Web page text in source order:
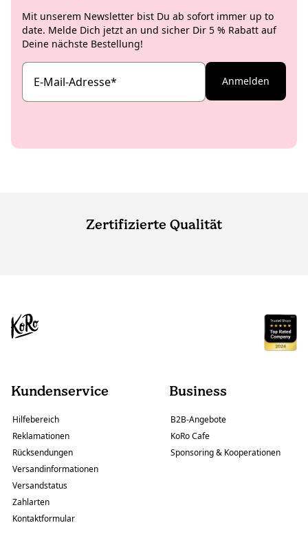
Mit unserem Newsletter bist Du ab sofort immer up to
date. Melde Dich jetzt an und sicher Dir 5 % Rabatt auf
Deine nächste Bestellung!
E-Mail-Adresse* Anmelden
Zertifizierte Qualität
Kundenservice
Hilfebereich
Reklamationen
Rücksendungen
Versandinformationen
Versandstatus
Zahlarten
Kontaktformular
Business
B2B-Angebote
KoRo Cafe
Sponsoring & Kooperationen